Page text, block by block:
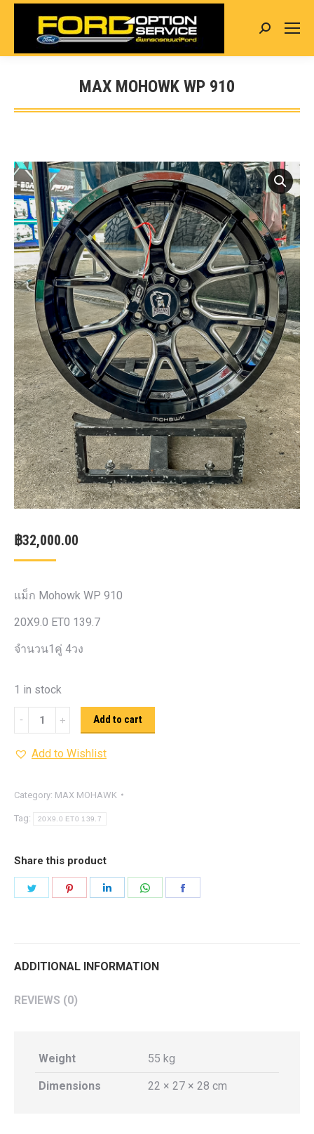
Search:
MAX MOHOWK WP 910
You are here:
฿32,000.00
แม็ก Mohowk WP 910
20X9.0 ET0 139.7
จำนวน1คู่ 4วง
1 in stock
Mohowk
WP
quantity
Add to cart
Add to Wishlist
Category: MAX MOHAWK
Tag: 20X9.0 ET0 139.7
Share this product
ADDITIONAL INFORMATION
REVIEWS (0)
Weight 55 kg
Dimensions 22 × 27 × 28 cm